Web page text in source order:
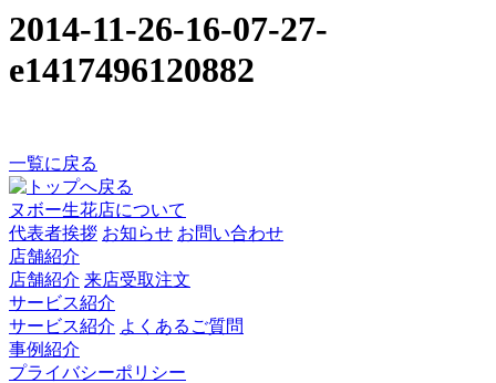
2014-11-26-16-07-27-
e1417496120882
一覧に戻る
ヌボー生花店について
代表者挨拶 お知らせ お問い合わせ
店舗紹介
店舗紹介 来店受取注文
サービス紹介
サービス紹介 よくあるご質問
事例紹介
プライバシーポリシー